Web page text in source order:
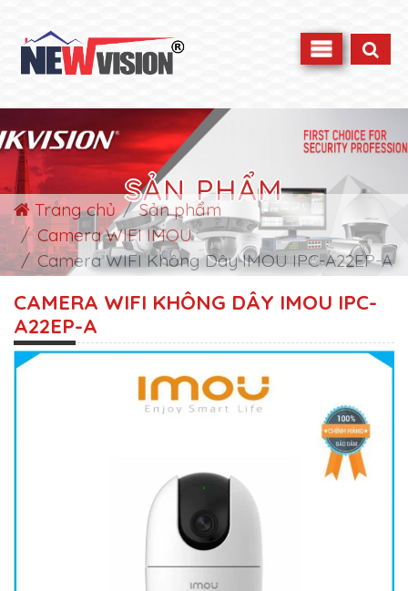
SẢN PHẨM
Trang chủ
Sản phẩm
Camera WIFI IMOU
Camera WIFI Không Dây IMOU IPC-A22EP-A
CAMERA WIFI KHÔNG DÂY IMOU IPC-
A22EP-A